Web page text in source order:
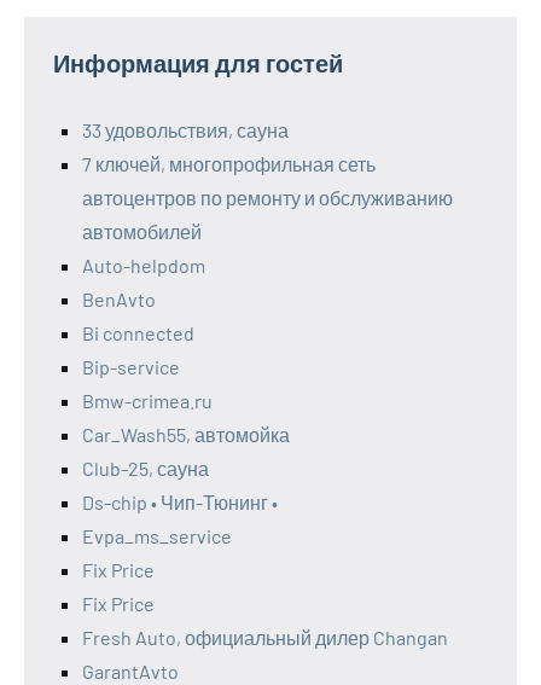
Информация для гостей
33 удовольствия, сауна
7 ключей, многопрофильная сеть
автоцентров по ремонту и обслуживанию
автомобилей
Auto-helpdom
BenAvto
Bi connected
Bip-service
Bmw-crimea.ru
Car_Wash55, автомойка
Club-25, сауна
Ds-chip • Чип-Тюнинг •
Evpa_ms_service
Fix Price
Fix Price
Fresh Auto, официальный дилер Changan
GarantAvto